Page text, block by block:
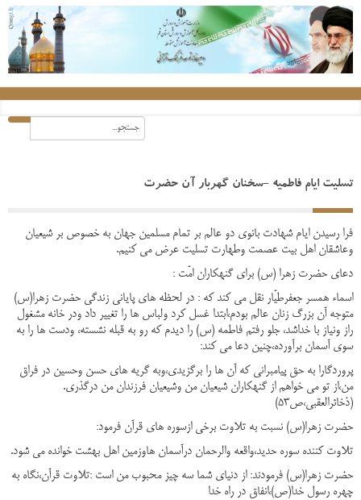
تسلیت ایام فاطمیه -سخنان گهربار آن حضرت
فرا رسیدن ایام شهادت بانوی دو عالم بر تمام مسلمین جهان به خصوص بر شیعیان
وعاشقان اهل بیت عصمت وطهارت تسلیت عرض می کنیم.
دعای حضرت زهرا (س) برای گنهکاران امّت :
اسماء همسر جعفرطیّار نقل می کند که : در لحظه های پایانی زندگی حضرت زهرا(س)
متوجه آن بزرگ زنان عالم بودم،ابتدا غسل کرد ولباس ها را تغییر داد ودر خانه مشغول
راز ونیاز با خداشد، جلو رفتم فاطمه (س) را دیدم که رو به قبله نشسته، ودست ها را به
سوی آسمان برآورده،چنین دعا می کند:
پروردگارا به حق پیامبرانی که آن ها را برگزیدی،وبه گریه های حسن وحسین در فراق
من،از تو می خواهم از گنهکاران شیعیان من وشیعیان فرزندان من درگذری.
(ذخائرالعقبی،ص53)
حضرت زهرا(س) نسبت به تلاوت برخی ازسوره های قرآن فرمود:
تلاوت کننده سوره حدید،واقعه والرحمان درآسمان هاوزمین اهل بهشت خوانده می شود.
حضرت زهرا(س) فرمودند: از دنیای شما سه چیز محبوب من است :تلاوت قرآن،نگاه به
چهره رسول خدا(ص)،انفاق در راه خدا